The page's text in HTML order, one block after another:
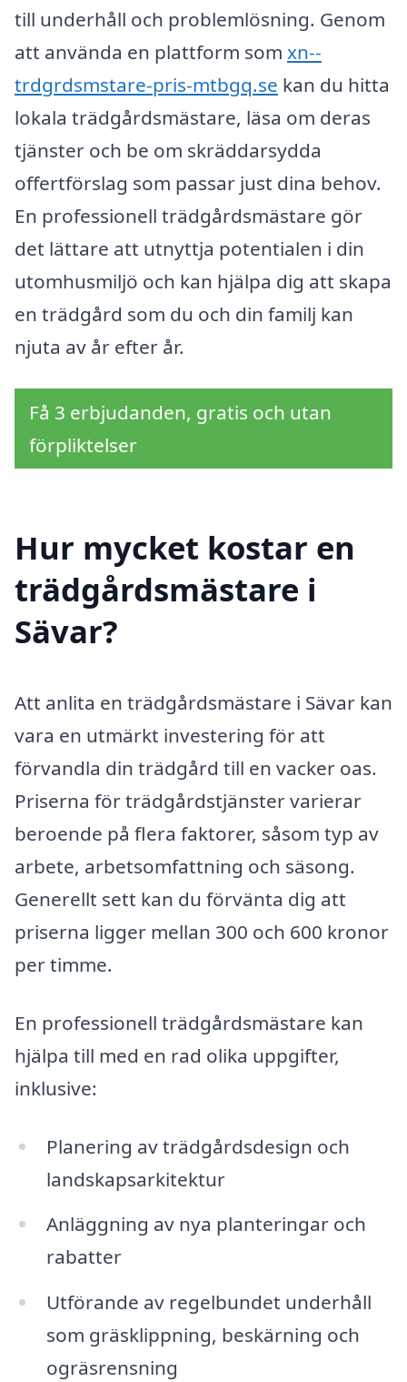
till underhåll och problemlösning. Genom
att använda en plattform som xn--
trdgrdsmstare-pris-mtbgq.se kan du hitta
lokala trädgårdsmästare, läsa om deras
tjänster och be om skräddarsydda
offertförslag som passar just dina behov.
En professionell trädgårdsmästare gör
det lättare att utnyttja potentialen i din
utomhusmiljö och kan hjälpa dig att skapa
en trädgård som du och din familj kan
njuta av år efter år.
Få 3 erbjudanden, gratis och utan
förpliktelser
Hur mycket kostar en
trädgårdsmästare i
Sävar?
Att anlita en trädgårdsmästare i Sävar kan
vara en utmärkt investering för att
förvandla din trädgård till en vacker oas.
Priserna för trädgårdstjänster varierar
beroende på flera faktorer, såsom typ av
arbete, arbetsomfattning och säsong.
Generellt sett kan du förvänta dig att
priserna ligger mellan 300 och 600 kronor
per timme.
En professionell trädgårdsmästare kan
hjälpa till med en rad olika uppgifter,
inklusive:
Planering av trädgårdsdesign och
landskapsarkitektur
Anläggning av nya planteringar och
rabatter
Utförande av regelbundet underhåll
som gräsklippning, beskärning och
ogräsrensning